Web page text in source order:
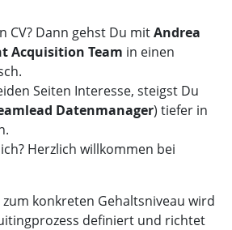
CV? Dann gehst Du mitAndrea
Acquisition Team in einen
Seiten Interesse, steigst Du
Datenmanager) tiefer in
Herzlich willkommen bei
konkreten Gehaltsniveau wird
definiert und richtet